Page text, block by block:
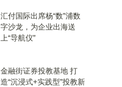
汇付国际出席杨“数”浦数
字沙龙，为企业出海送
上“导航仪”
金融街证券投教基地 打
造“沉浸式+实践型”投教新